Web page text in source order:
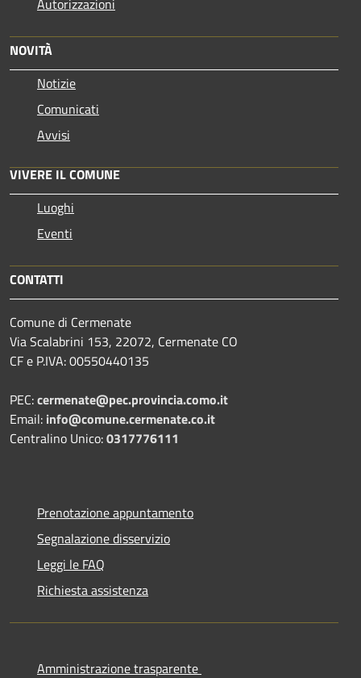
Autorizzazioni
NOVITÀ
Notizie
Comunicati
Avvisi
VIVERE IL COMUNE
Luoghi
Eventi
CONTATTI
Comune di Cermenate
Via Scalabrini 153, 22072, Cermenate CO
CF e P.IVA: 00550440135
PEC:cermenate@pec.provincia.como.it
Email: info@comune.cermenate.co.it
Centralino Unico:0317776111
Prenotazione appuntamento
Segnalazione disservizio
Leggi le FAQ
Richiesta assistenza
Amministrazione trasparente